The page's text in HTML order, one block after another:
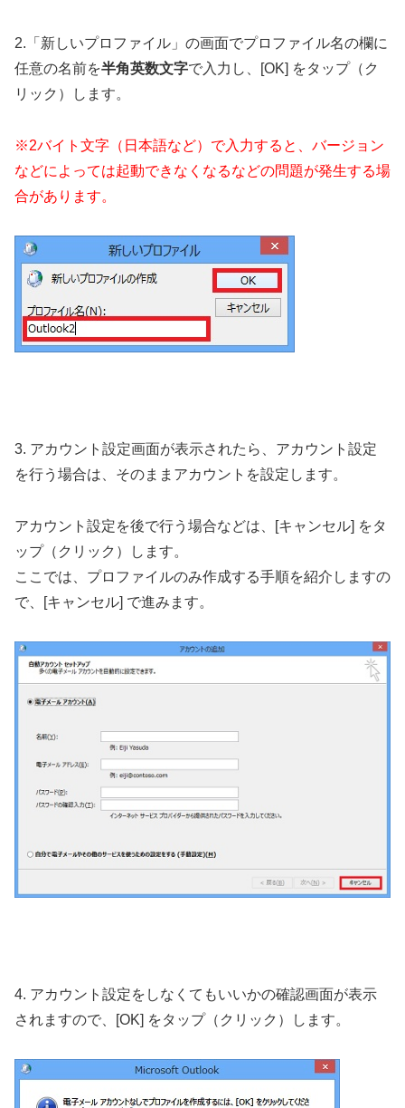
2.「新しいプロファイル」の画面でプロファイル名の欄に
任意の名前を半角英数文字で入力し、[OK] をタップ（ク
リック）します。
※2バイト文字（日本語など）で入力すると、バージョン
などによっては起動できなくなるなどの問題が発生する場
合があります。
3. アカウント設定画面が表示されたら、アカウント設定
を行う場合は、そのままアカウントを設定します。
アカウント設定を後で行う場合などは、[キャンセル] をタ
ップ（クリック）します。
ここでは、プロファイルのみ作成する手順を紹介しますの
で、[キャンセル] で進みます。
4. アカウント設定をしなくてもいいかの確認画面が表示
されますので、[OK] をタップ（クリック）します。